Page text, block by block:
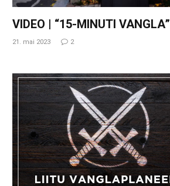
VIDEO | “15-MINUTI VANGLA”
21. mai 2023 2